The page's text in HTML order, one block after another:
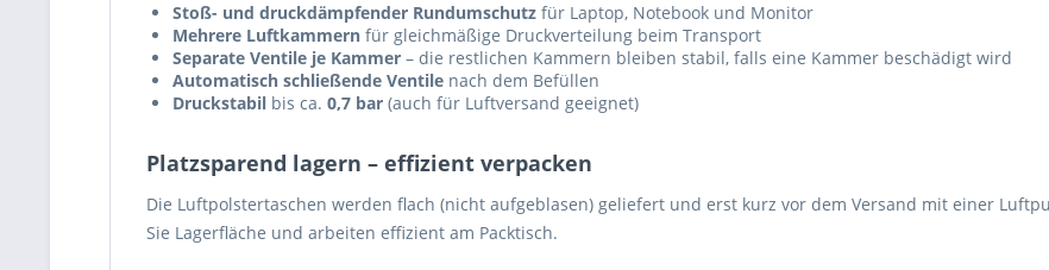
Stoß- und druckdämpfender Rundumschutz für Laptop, Notebook und Monitor
Mehrere Luftkammern für gleichmäßige Druckverteilung beim Transport
Separate Ventile je Kammer – die restlichen Kammern bleiben stabil, falls eine Kammer beschädigt wird
Automatisch schließende Ventile nach dem Befüllen
Druckstabil bis ca. 0,7 bar (auch für Luftversand geeignet)
Platzsparend lagern – effizient verpacken
Die Luftpolstertaschen werden flach (nicht aufgeblasen) geliefert und erst kurz vor dem Versand mit einer
Sie Lagerfläche und arbeiten effizient am Packtisch.